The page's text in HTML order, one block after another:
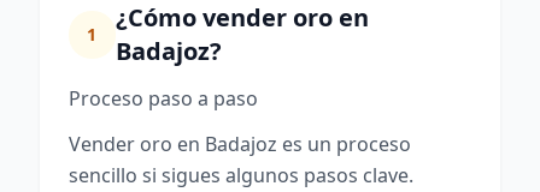
1
¿Cómo vender oro en
Badajoz?
Proceso paso a paso
Vender oro en Badajoz es un proceso
sencillo si sigues algunos pasos clave.